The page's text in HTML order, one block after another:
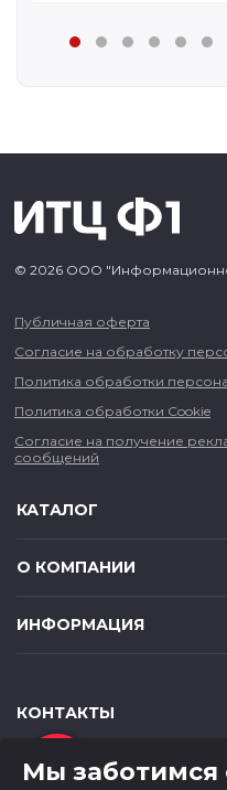
© 2026 ООО
Публичная оферта
Согласие на обработку
Политика обработки
Политика обработки Cookie
Согласие на получение
сообщений
КАТАЛОГ
О КОМПАНИИ
ИНФОРМАЦИЯ
КОНТАКТЫ
650000 ,г. Кемерово,ул.
Мы заботимся